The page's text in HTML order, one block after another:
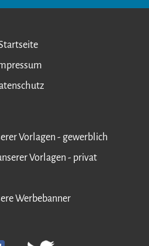
Vorlagen - gewerblich
Vorlagen - privat
Werbebanner